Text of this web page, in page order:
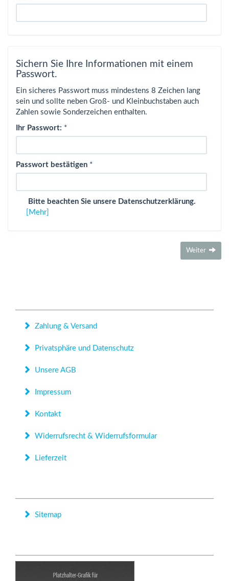
Sichern Sie Ihre Informationen mit einem
Passwort.
Ein sicheres Passwort muss mindestens 8 Zeichen lang
sein und sollte neben Groß- und Kleinbuchstaben auch
Zahlen sowie Sonderzeichen enthalten.
Ihr Passwort: *
Passwort bestätigen *
Bitte beachten Sie unsere Datenschutzerklärung.
[Mehr]
Weiter
Zahlung & Versand
Privatsphäre und Datenschutz
Unsere AGB
Impressum
Kontakt
Widerrufsrecht & Widerrufsformular
Lieferzeit
Sitemap